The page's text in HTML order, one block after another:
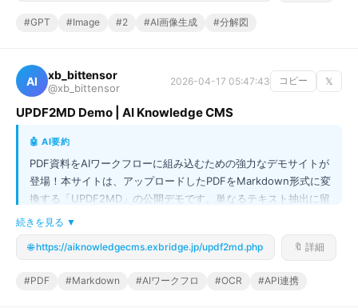
可能な、ピクセル単位で完璧な高品質なビジュアルコンテンツを
#GPT #Image #2 #AI画像生成 #分解図
AI xb_bittensor
@xb_bittensor
2026-04-17 05:47:43 コピー 𝕏
UPDF2MD Demo | AI Knowledge CMS
🤖 AI要約
PDF資料をAIワークフローに組み込むための強力なデモサイトが
登場！本サイトは、アップロードしたPDFをMarkdown形式に変
換する「UPDF2MD」の公開デモです。単なるテキスト抽出に留
まらず、PDFのタイプ情報やOCRが必要なページ、表構造といっ
たメタデータも取得し、AI処理のパイプラインの入口として機能
します。API経由での連携を前提とした構成なので、技術資料や
てほしい機能です！
続きを見る ▼
🌐 https://aiknowledgecms.exbridge.jp/updf2md.php 🔖 詳細
#PDF #Markdown #AIワークフロ #OCR #API連携